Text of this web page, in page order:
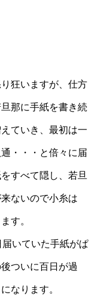
狂いますが、仕方
那に手紙を書き続
ていき、最初は一
・・・と倍々に届
すべて隠し、若旦
ないので小糸は
す。
いていた手紙がぱ
ついに百日が過
なります。